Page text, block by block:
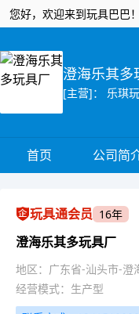
您好，欢迎来到玩具巴巴！
澄海乐其多
首页 公司简
玩具通会员 16年
澄海乐其多玩具厂
地区：广东省-汕头市-澄
经营模式：生产型